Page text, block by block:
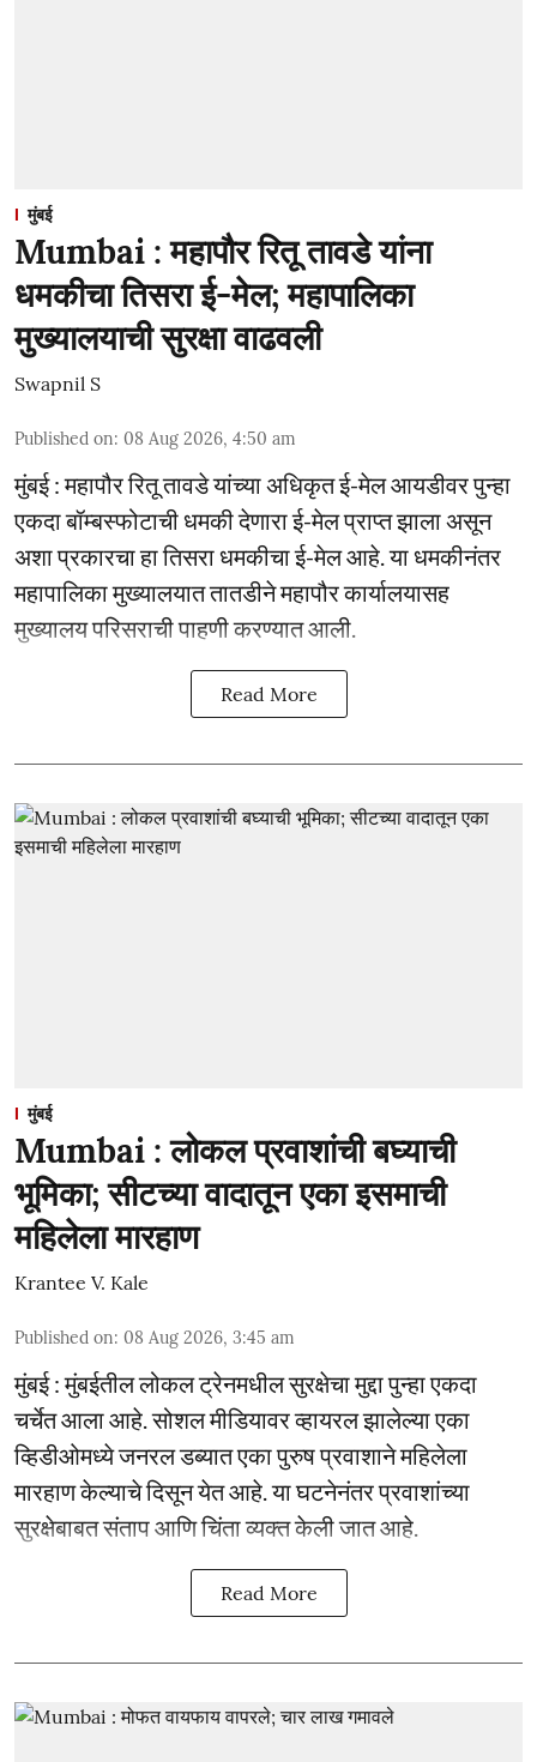
मुंबई
Mumbai : महापौर रितू तावडे यांना
धमकीचा तिसरा ई-मेल; महापालिका
मुख्यालयाची सुरक्षा वाढवली
Swapnil S
Published on: 08 Aug 2026, 4:50 am
मुंबई : महापौर रितू तावडे यांच्या अधिकृत ई-मेल आयडीवर पुन्हा
एकदा बॉम्बस्फोटाची धमकी देणारा ई-मेल प्राप्त झाला असून
अशा प्रकारचा हा तिसरा धमकीचा ई-मेल आहे. या धमकीनंतर
महापालिका मुख्यालयात तातडीने महापौर कार्यालयासह
मुख्यालय परिसराची पाहणी करण्यात आली.
Read More
मुंबई
Mumbai : लोकल प्रवाशांची बघ्याची
भूमिका; सीटच्या वादातून एका इसमाची
महिलेला मारहाण
Krantee V. Kale
Published on: 08 Aug 2026, 3:45 am
मुंबई : मुंबईतील लोकल ट्रेनमधील सुरक्षेचा मुद्दा पुन्हा एकदा
चर्चेत आला आहे. सोशल मीडियावर व्हायरल झालेल्या एका
व्हिडीओमध्ये जनरल डब्यात एका पुरुष प्रवाशाने महिलेला
मारहाण केल्याचे दिसून येत आहे. या घटनेनंतर प्रवाशांच्या
सुरक्षेबाबत संताप आणि चिंता व्यक्त केली जात आहे.
Read More